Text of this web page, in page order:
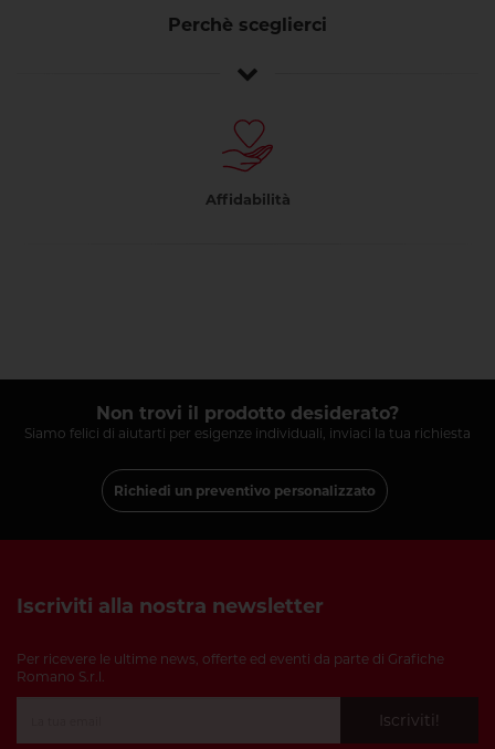
Perchè sceglierci
Affidabilità
Non trovi il prodotto desiderato?
Siamo felici di aiutarti per esigenze individuali, inviaci la tua richiesta
Richiedi un preventivo personalizzato
Iscriviti alla nostra newsletter
Per ricevere le ultime news, offerte ed eventi da parte di Grafiche
Romano S.r.l.
Iscriviti!